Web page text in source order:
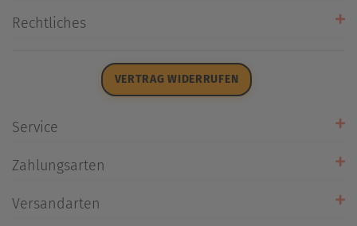
Öffnungszeiten
Rechtliches
VERTRAG WIDERRUFEN
Service
Rückrufservice
Umtausch/Rücksendung
Zahlungsarten
Versandarten